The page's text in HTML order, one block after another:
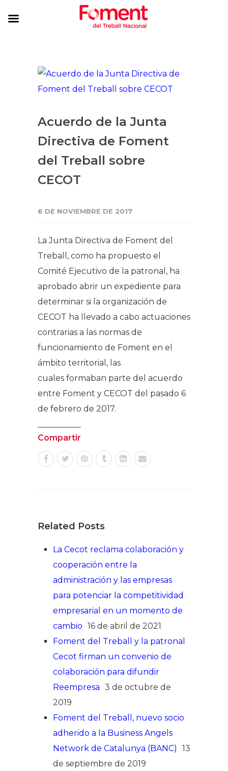
Acuerdo de la Junta
Directiva de Foment
del Treball sobre
CECOT
6 DE NOVIEMBRE DE 2017
La Junta Directiva de Foment del
Treball, como ha propuesto el
Comité Ejecutivo de la patronal, ha
aprobado abrir un expediente para
determinar si la organización de
CECOT ha llevado a cabo actuaciones
contrarias a las normas de
funcionamiento de Foment en el
ámbito territorial, las
cuales formaban parte del acuerdo
entre Foment y CECOT del pasado 6
de febrero de 2017.
Compartir
Related Posts
La Cecot reclama colaboración y
cooperación entre la
administración y las empresas
para potenciar la competitividad
empresarial en un momento de
cambio 16 de abril de 2021
Foment del Treball y la patronal
Cecot firman un convenio de
colaboración para difundir
Reempresa 3 de octubre de
2019
Foment del Treball, nuevo socio
adherido a la Business Angels
Network de Catalunya (BANC)
13
de septiembre de 2019